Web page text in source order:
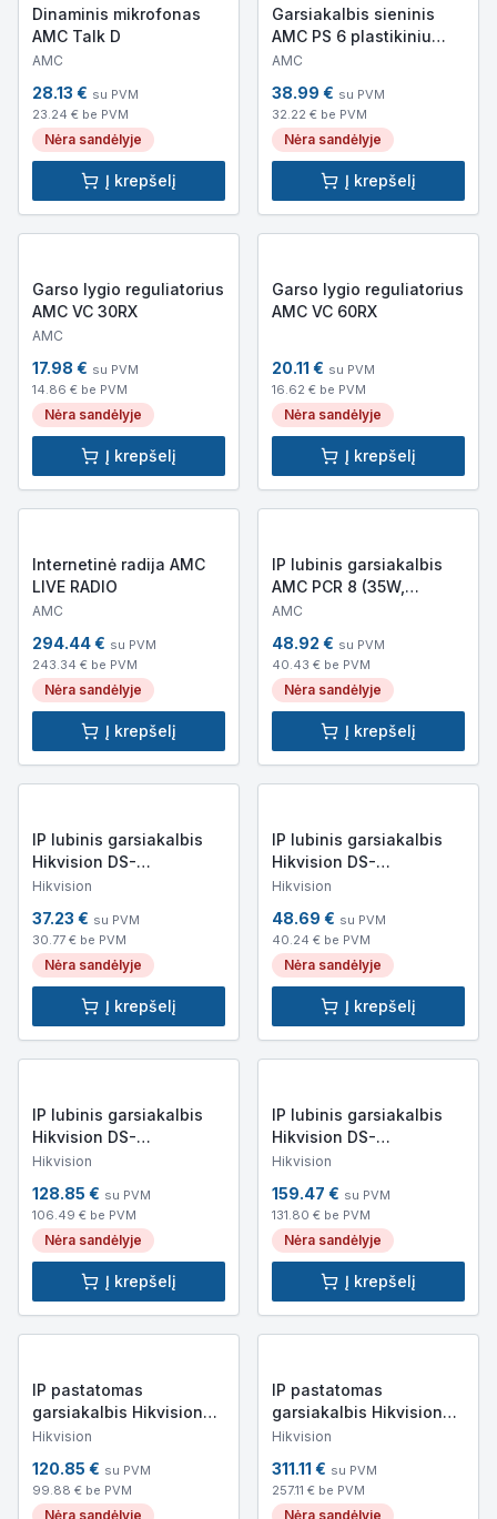
Dinaminis mikrofonas
AMC Talk D
AMC
28.13 € su PVM
23.24 € be PVM
Nėra sandėlyje
Į krepšelį
Garsiakalbis sieninis
AMC PS 6 plastikiniu
korpusu
AMC
38.99 € su PVM
32.22 € be PVM
Nėra sandėlyje
Į krepšelį
Garso lygio reguliatorius
AMC VC 30RX
AMC
17.98 € su PVM
14.86 € be PVM
Nėra sandėlyje
Į krepšelį
Garso lygio reguliatorius
AMC VC 60RX
20.11 € su PVM
16.62 € be PVM
Nėra sandėlyje
Į krepšelį
Internetinė radija AMC
LIVE RADIO
AMC
294.44€ su PVM
243.34 € be PVM
Nėra sandėlyje
Į krepšelį
IP lubinis garsiakalbis
AMC PCR 8 (35W,
90dB,16 Om)
AMC
48.92 € su PVM
40.43 € be PVM
Nėra sandėlyje
Į krepšelį
IP lubinis garsiakalbis
Hikvision DS-
QAZ0203G1-S (3W,
Hikvision
37.23 € su PVM
30.77 € be PVM
Nėra sandėlyje
Į krepšelį
IP lubinis garsiakalbis
Hikvision DS-
QAZ0206G1-S (6W,
Hikvision
48.69 € su PVM
40.24 € be PVM
Nėra sandėlyje
Į krepšelį
IP lubinis garsiakalbis
Hikvision DS-
QAZ1203G1-BE (3W,
Hikvision
128.85 € su PVM
106.49 € be PVM
Nėra sandėlyje
Į krepšelį
IP lubinis garsiakalbis
Hikvision DS-
QAZ1206G1-BE (6W,
Hikvision
159.47 € su PVM
131.80 € be PVM
Nėra sandėlyje
Į krepšelį
IP pastatomas
garsiakalbis Hikvision
DS-QAZ0110G1-S (IP,
Hikvision
120.85 € su PVM
99.88 € be PVM
Nėra sandėlyje
IP pastatomas
garsiakalbis Hikvision
DS-QAZ1110G1-B (IP,
Hikvision
311.11 € su PVM
257.11 € be PVM
Nėra sandėlyje